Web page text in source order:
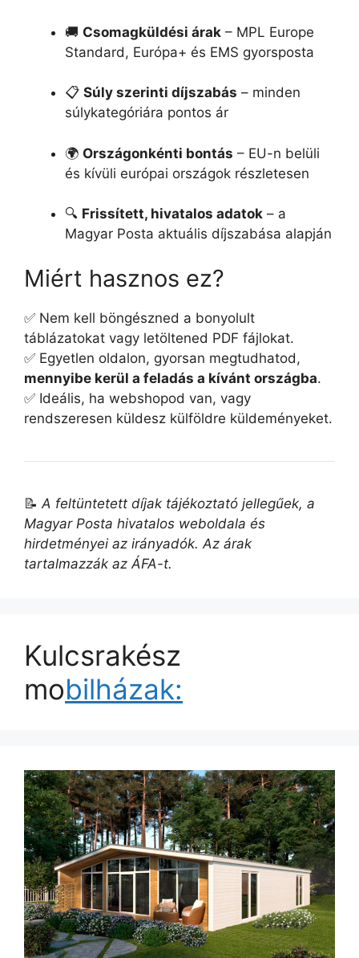
🚚 Csomagküldési árak – MPL Europe
Standard, Európa+ és EMS gyorsposta
📋 Súly szerinti díjszabás – minden
súlykategóriára pontos ár
🌍 Országonkénti bontás – EU-n belüli
és kívüli európai országok részletesen
🔍 Frissített, hivatalos adatok – a
Magyar Posta aktuális díjszabása alapján
Miért hasznos ez?
✅ Nem kell böngészned a bonyolult
táblázatokat vagy letöltened PDF fájlokat.
✅ Egyetlen oldalon, gyorsan megtudhatod,
mennyibe kerül a feladás a kívánt országba.
✅ Ideális, ha webshopod van, vagy
rendszeresen küldesz külföldre küldeményeket.
📝 A feltüntetett díjak tájékoztató jellegűek, a
Magyar Posta hivatalos weboldala és
hirdetményei az irányadók. Az árak
tartalmazzák az ÁFA-t.
Kulcsrakész
mobilházak: